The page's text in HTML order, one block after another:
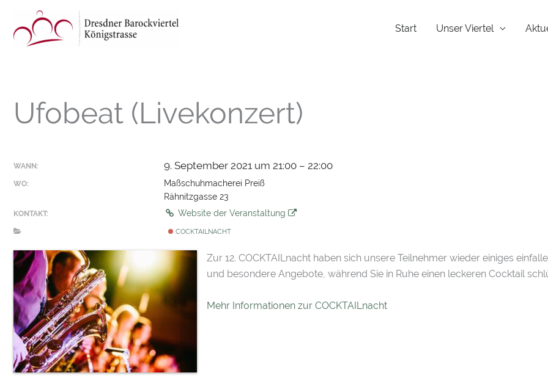
springen
Start Unser Viertel
Ufobeat (Livekonzert)
WANN: 9. September 2021 um 21:00 – 22:00
WO:
Maßschuhmacherei Preiß
Rähnitzgasse 23
KONTAKT: Website der Veranstaltung
COCKTAILNACHT
Zur 12. COCKTAILnacht haben sich unsere Teilnehmer wieder einiges
und besondere Angebote, während Sie in Ruhe einen leckeren Cocktail
Mehr Informationen zur COCKTAILnacht